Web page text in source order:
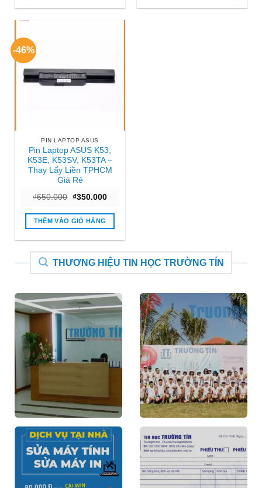
-46%
PIN LAPTOP ASUS
Pin Laptop ASUS K53,
K53E, K53SV, K53TA –
Thay Lấy Liền TPHCM
Giá Rẻ
₫650.000 Giá
là:
₫650.000.
₫350.000Giá
tại
₫350.000.
THÊM VÀO GIỎ HÀNG
THƯƠNG HIỆU TIN HỌC TRƯỜNG TÍN